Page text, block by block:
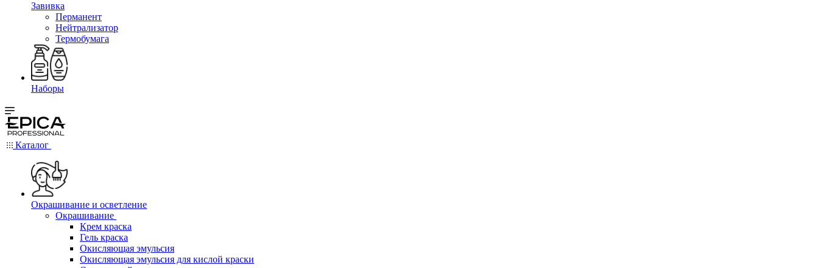
Завивка
Перманент
Нейтрализатор
Термобумага
Наборы
Каталог
Окрашивание и осветление
Окрашивание
Крем краска
Гель краска
Окисляющая эмульсия
Окисляющая эмульсия для кислой краски